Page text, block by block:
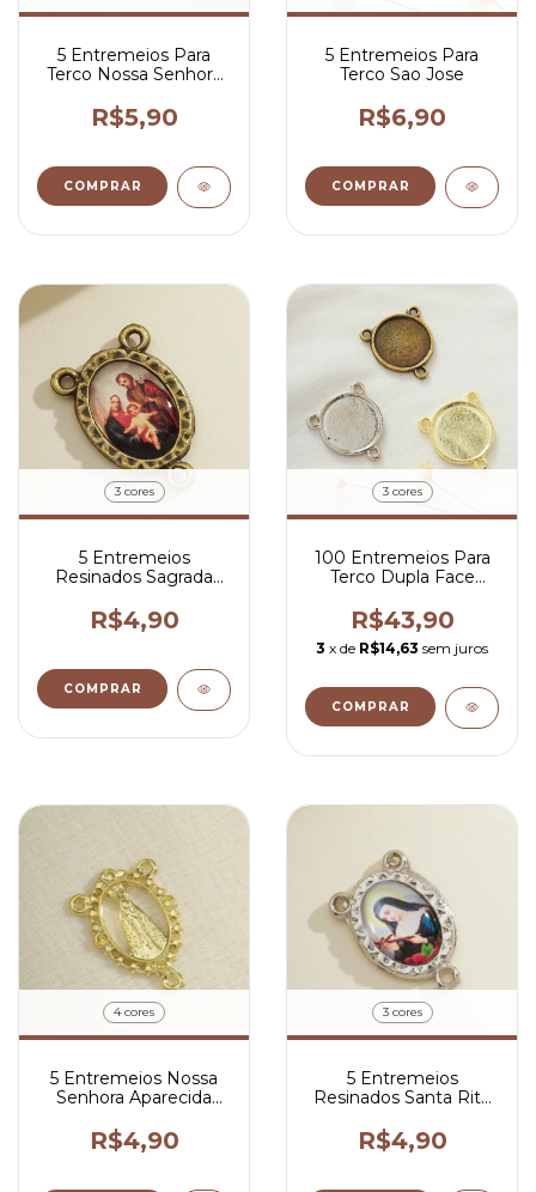
5 Entremeios Para
Terco Nossa Senhora
R$5,90
COMPRAR
5 Entremeios Para
Terco Sao Jose
R$6,90
COMPRAR
3 cores
5 Entremeios
Resinados Sagrada
2x1,5 cm
R$4,90
COMPRAR
3 cores
100 Entremeios Para
Terco Dupla Face
Personalizar 1,8x1,8
cm
R$43,90
3 x de R$14,63 sem juros
COMPRAR
4 cores
5 Entremeios Nossa
Senhora Aparecida
R$4,90
3 cores
5 Entremeios
Resinados Santa Rita
R$4,90